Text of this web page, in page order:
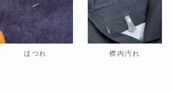
ほつれ 襟内汚れ